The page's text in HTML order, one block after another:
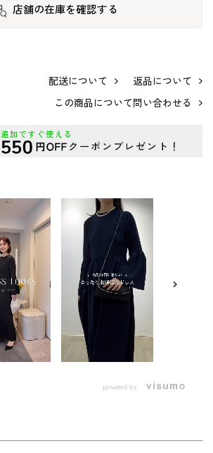
店舗の在庫を確認する
配送について
返品について
この商品について問い合わせる
powered by